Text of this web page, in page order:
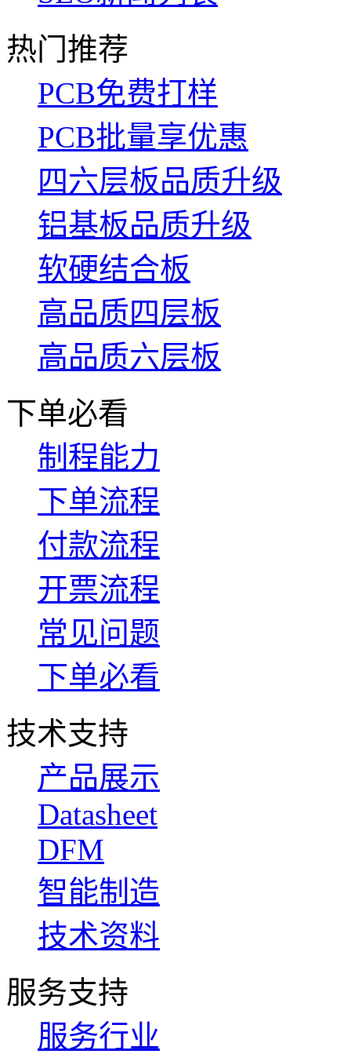
热门推荐
PCB免费打样
PCB批量享优惠
四六层板品质升级
铝基板品质升级
软硬结合板
高品质四层板
高品质六层板
下单必看
制程能力
下单流程
付款流程
开票流程
常见问题
下单必看
技术支持
产品展示
Datasheet
DFM
智能制造
技术资料
服务支持
服务行业